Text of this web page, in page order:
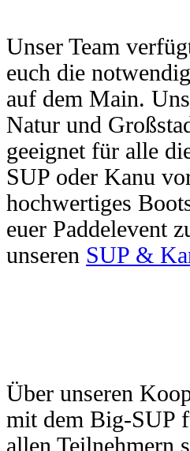
Unser Team
euch die
auf dem Main.
Natur und
geeignet für alle
SUP oder Kanu
hochwertiges
euer Paddelevent
unseren SUP &
Über unseren
mit dem Big-SUP
allen Teilnehmern